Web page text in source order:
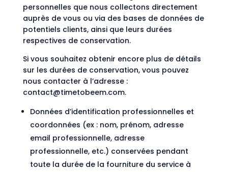
personnelles que nous collectons directement
auprès de vous ou via des bases de données de
potentiels clients, ainsi que leurs durées
respectives de conservation.
Si vous souhaitez obtenir encore plus de détails
sur les durées de conservation, vous pouvez
nous contacter à l’adresse :
contact@timetobeem.com.
Données d’identification professionnelles et
coordonnées (ex : nom, prénom, adresse
email professionnelle, adresse
professionnelle, etc.) conservées pendant
toute la durée de la fourniture du service à